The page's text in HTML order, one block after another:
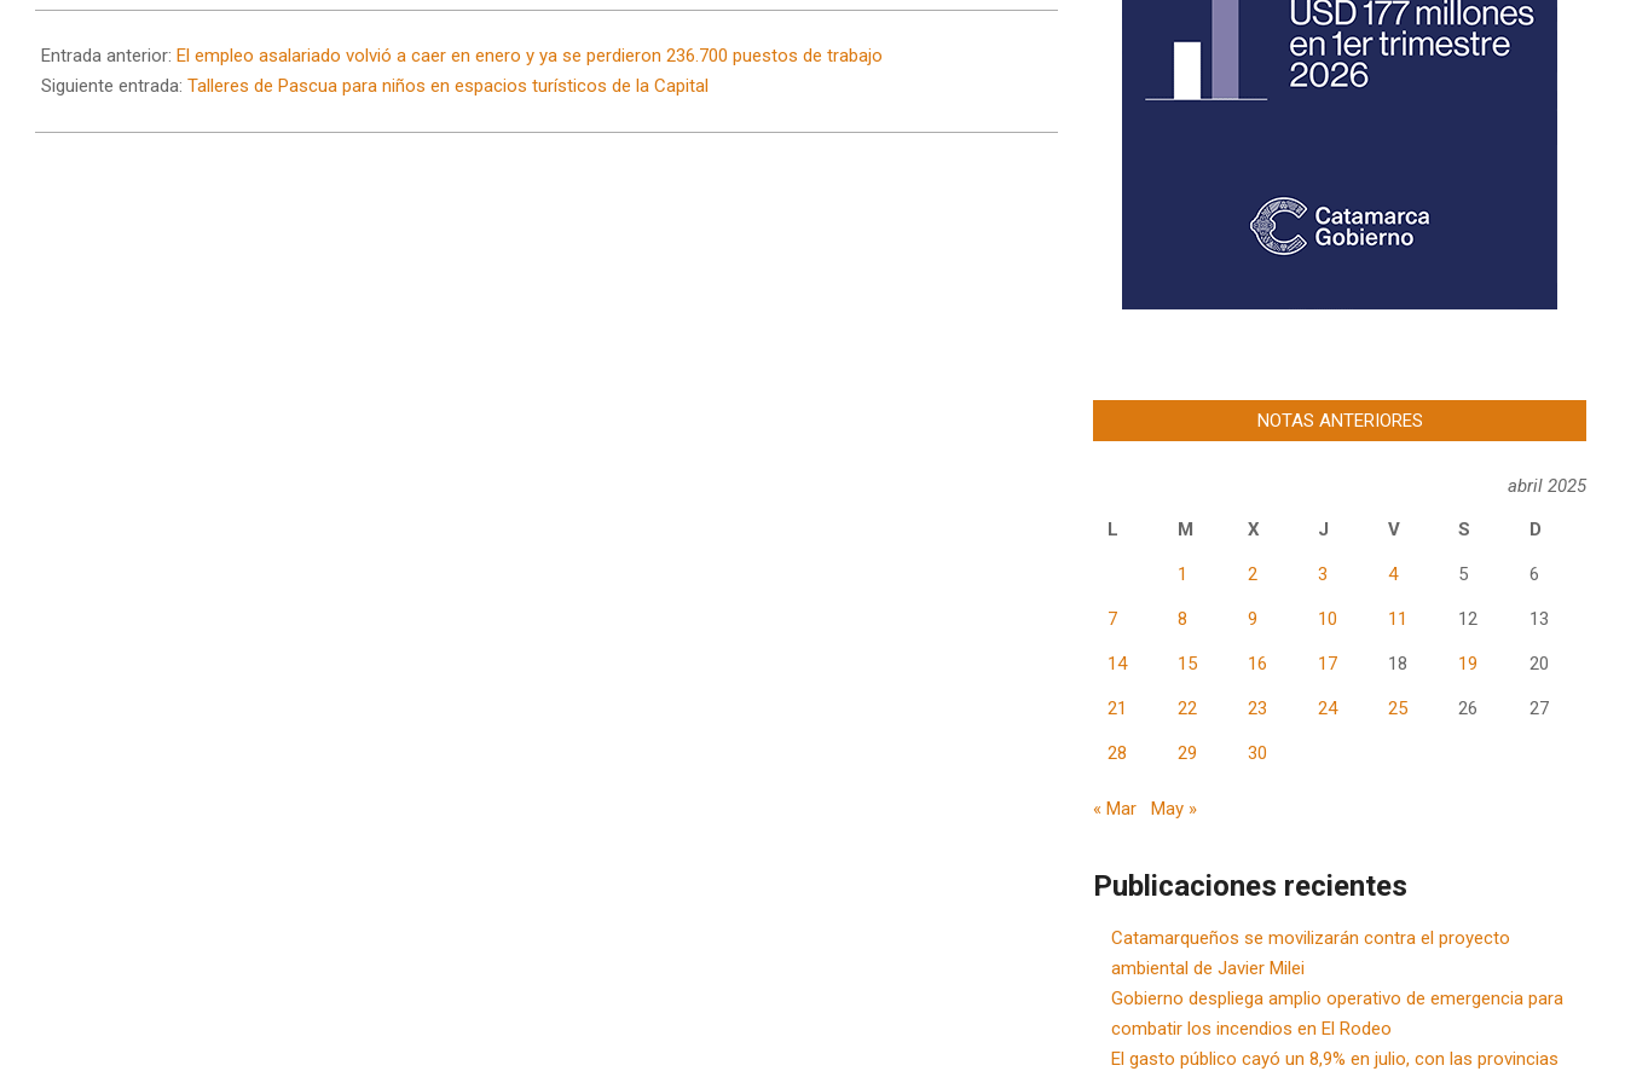
04-
16
Entrada anterior: El empleo asalariado volvió a caer en enero y ya se perdieron 236.700 puestos de trabajo
Siguiente entrada: Talleres de Pascua para niños en espacios turísticos de la Capital
NOTAS ANTERIORES
abril 2025
L
M X J V S D
1 2 3 4 5 6
7 8 9 10 11 12 13
14 15 16 17 18 19 20
21 22 23 24 25 26 27
28 29 30
« Mar May »
Publicaciones recientes
Catamarqueños se movilizarán contra el proyecto
ambiental de Javier Milei
Gobierno despliega amplio operativo de emergencia para
combatir los incendios en El Rodeo
El gasto público cayó un 8,9% en julio, con las provincias